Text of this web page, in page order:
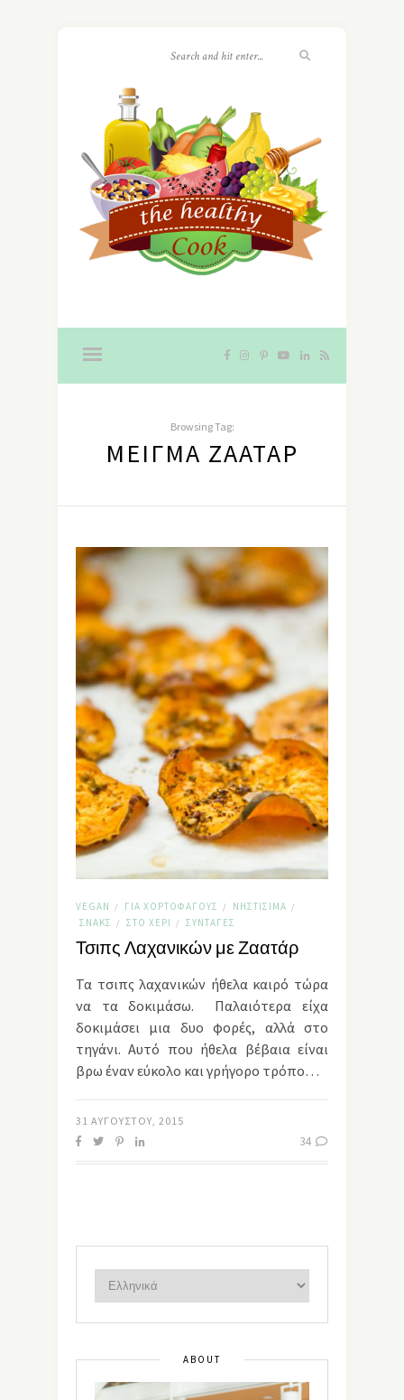
Browsing Tag:
ΜΕΊΓΜΑ ΖΑΑΤΆΡ
VEGAN / ΓΙΑ ΧΟΡΤΟΦΆΓΟΥΣ / ΝΗΣΤΊΣΙΜΑ /
ΣΝΑΚΣ / ΣΤΟ ΧΈΡΙ / ΣΥΝΤΑΓΈΣ
Τσιπς Λαχανικών με Ζαατάρ
Τα τσιπς λαχανικών ήθελα καιρό τώρα
να τα δοκιμάσω. Παλαιότερα είχα
δοκιμάσει μια δυο φορές, αλλά στο
τηγάνι. Αυτό που ήθελα βέβαια είναι
βρω έναν εύκολο και γρήγορο τρόπο…
31 ΑΥΓΟΎΣΤΟΥ, 2015
34
ABOUT